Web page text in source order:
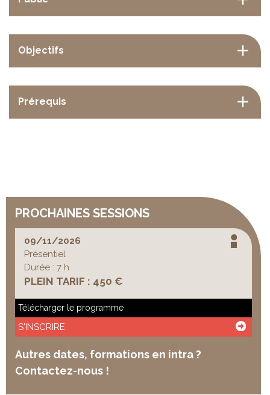
Objectifs
Prérequis
PROCHAINES SESSIONS
09/11/2026
Présentiel
Durée : 7 h
PLEIN TARIF : 450 €
Télécharger le programme
S'INSCRIRE
Autres dates, formations en intra ?
Contactez-nous !